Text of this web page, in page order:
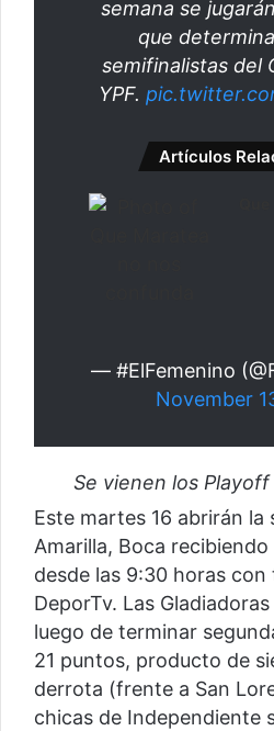
semana se
que
semifinalistas del
YPF.
Artículos
— #ElFemenino
November
Se vienen los Playoff
Este martes 16 abrirán la
Amarilla, Boca
desde las 9:30 horas con
DeporTv. Las
luego de terminar
21 puntos, producto de
derrota (frente a San
chicas de Independiente